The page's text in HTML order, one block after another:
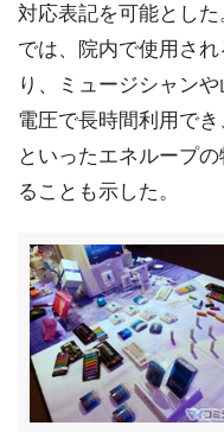
対応表記を可能とし
では、院内で使用さ
り、ミュージシャン
電圧で長時間利用で
といったエネループ
ることも示した。